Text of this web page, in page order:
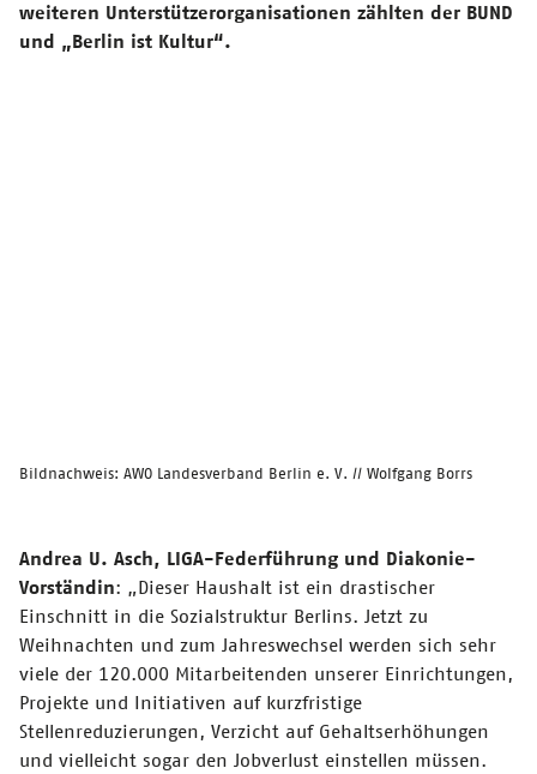
weiteren Unterstützerorganisationen zählten der BUND
und „Berlin ist Kultur“.
Bildnachweis: AWO Landesverband Berlin e. V. // Wolfgang Borrs
Andrea U. Asch, LIGA-Federführung und Diakonie-
Vorständin: „Dieser Haushalt ist ein drastischer
Einschnitt in die Sozialstruktur Berlins. Jetzt zu
Weihnachten und zum Jahreswechsel werden sich sehr
viele der 120.000 Mitarbeitenden unserer Einrichtungen,
Projekte und Initiativen auf kurzfristige
Stellenreduzierungen, Verzicht auf Gehaltserhöhungen
und vielleicht sogar den Jobverlust einstellen müssen.